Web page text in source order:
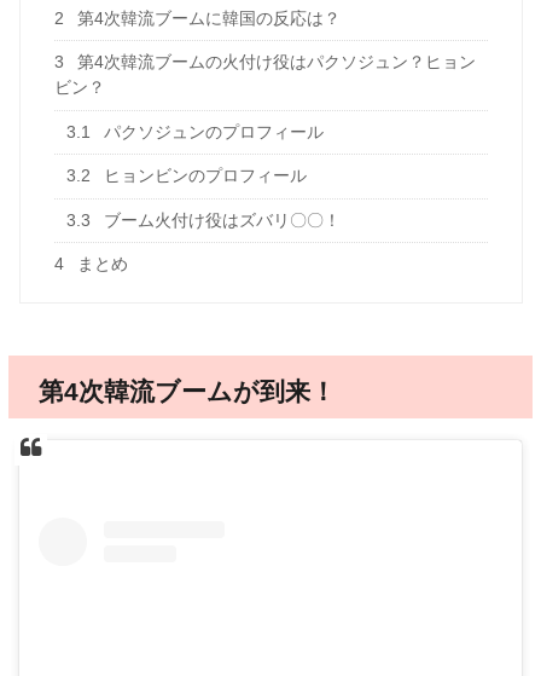
2 第4次韓流ブームに韓国の反応は？
3
第4次韓流ブームの火付け役はパクソジュン？ヒョン
ビン？
3.1 パクソジュンのプロフィール
3.2 ヒョンビンのプロフィール
3.3 ブーム火付け役はズバリ〇〇！
4 まとめ
第4次韓流ブームが到来！